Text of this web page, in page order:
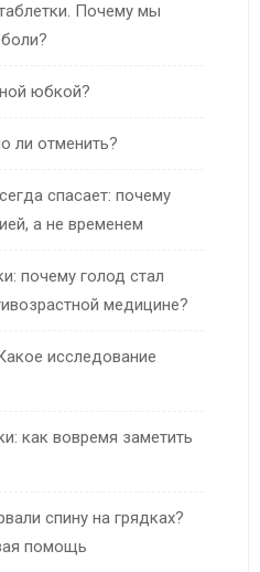
Почему мы
юбкой?
ли отменить?
спасает: почему
а не временем
почему голод стал
медицине?
исследование
как вовремя заметить
спину на грядках?
помощь